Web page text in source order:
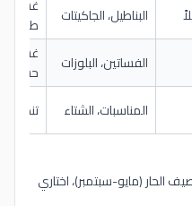
البناطيل، الجاكيتات
غسيل
طبيعي
الفساتين، البلوزات
غسيل
حساسة
المناسبات، الشتاء
الحار (مايو-سبتمبر)، اختاري